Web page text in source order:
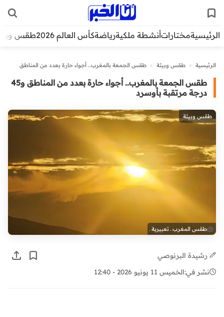
الرئيسيةمختاراتأنشطة ملكيةرياضةكأس العالم 2026 طقس
الرئيسية > طقس وبيئة > طقس الجمعة بالمغرب.. أجواء حارة بعدد من المناطق
طقس الجمعة بالمغرب.. أجواء حارة بعدد من المناطق و45
درجة مرتقبة بأوسرد
طقس وبيئة
طقس المغرب ـ تعبيرية ـ
رشيدة البرنوصي
نشر في:الخميس 11 يونيو 2026 - 12:40